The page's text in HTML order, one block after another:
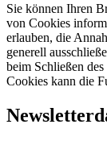
Sie können Ihren
von Cookies
erlauben, die
generell
beim Schließen
Cookies kann die